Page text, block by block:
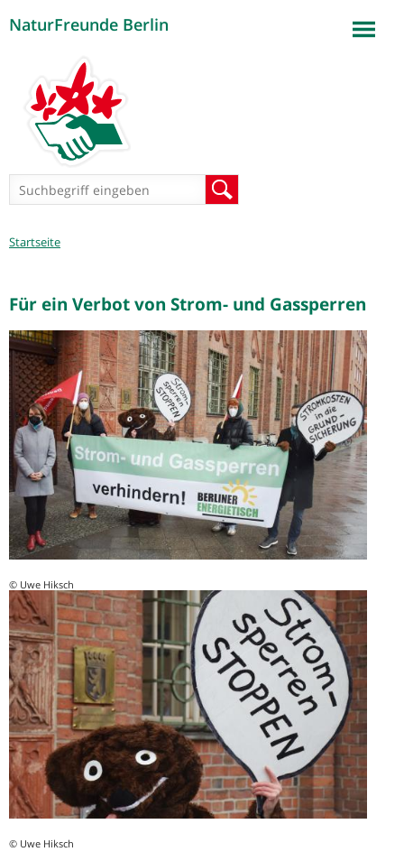
NaturFreunde Berlin
Suchformular
Sie
Startseite
Für ein Verbot von Strom- und Gassperren
© Uwe Hiksch
© Uwe Hiksch